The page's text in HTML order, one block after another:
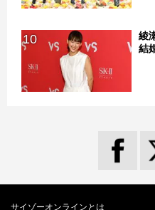
10
綾
結
サイゾーオンラインとは